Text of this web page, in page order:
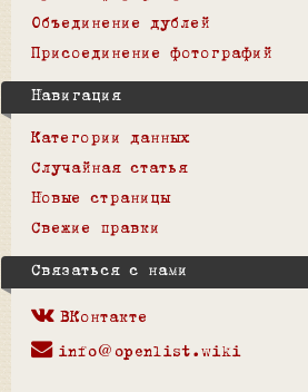
Объединение дублей
Присоединение фотографий
Навигация
Категории данных
Случайная статья
Новые страницы
Свежие правки
Связаться с нами
ВКонтакте
info@openlist.wiki